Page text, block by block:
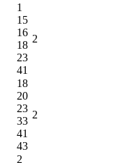
1
15
16
18
23
41
2
18
20
23
33
41
43
2
2